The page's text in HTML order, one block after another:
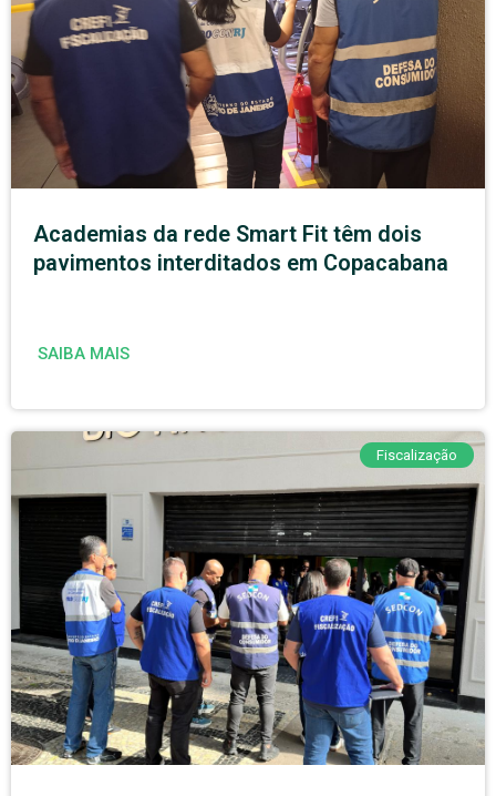
Academias da rede Smart Fit têm dois
pavimentos interditados em Copacabana
SAIBA MAIS
Fiscalização